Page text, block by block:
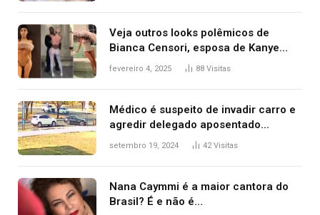
Veja outros looks polêmicos de
Bianca Censori, esposa de Kanye
West que apareceu nua no Grammy
fevereiro 4, 2025 88 Visitas
Médico é suspeito de invadir carro e
agredir delegado aposentado
durante confusão no trânsito
setembro 19, 2024 42Visitas
Nana Caymmi é a maior cantora do
Brasil? É e não é…